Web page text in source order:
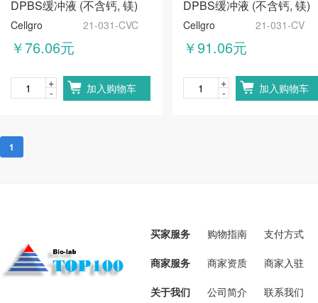
DPBS缓冲液 (不含钙, 镁)
Cellgro 21-031-CVC
￥76.06元
-
+ 加入购物车
DPBS缓冲液 (不含钙, 镁)
Cellgro 21-031-CV
￥91.06元
-
+ 加入购物车
1
买家服务 购物指南 支付方式
商家服务 商家资质 商家入驻
关于我们 公司简介 联系我们